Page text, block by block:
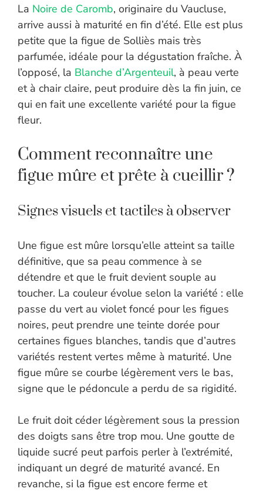
La Noire de Caromb, originaire du Vaucluse,
arrive aussi à maturité en fin d’été. Elle est plus
petite que la figue de Solliès mais très
parfumée, idéale pour la dégustation fraîche. À
l’opposé, la Blanche d’Argenteuil, à peau verte
et à chair claire, peut produire dès la fin juin, ce
qui en fait une excellente variété pour la figue
fleur.
Comment reconnaître une
figue mûre et prête à cueillir ?
Signes visuels et tactiles à observer
Une figue est mûre lorsqu’elle atteint sa taille
définitive, que sa peau commence à se
détendre et que le fruit devient souple au
toucher. La couleur évolue selon la variété : elle
passe du vert au violet foncé pour les figues
noires, peut prendre une teinte dorée pour
certaines figues blanches, tandis que d’autres
variétés restent vertes même à maturité. Une
figue mûre se courbe légèrement vers le bas,
signe que le pédoncule a perdu de sa rigidité.
Le fruit doit céder légèrement sous la pression
des doigts sans être trop mou. Une goutte de
liquide sucré peut parfois perler à l’extrémité,
indiquant un degré de maturité avancé. En
revanche, si la figue est encore ferme et